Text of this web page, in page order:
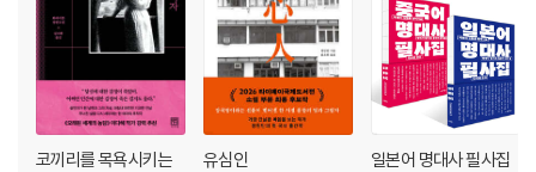
코끼리를 목욕시키는
유심인
일본어 명대사 필사집